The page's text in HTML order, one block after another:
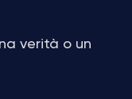
verità o un